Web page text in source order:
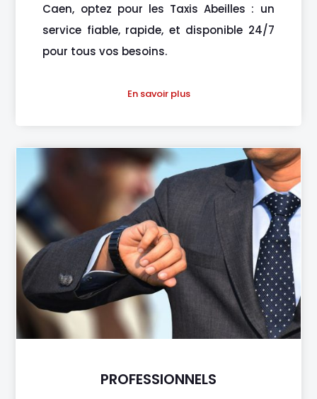
Caen, optez pour les Taxis Abeilles : un
service fiable, rapide, et disponible 24/7
pour tous vos besoins.
En savoir plus
PROFESSIONNELS